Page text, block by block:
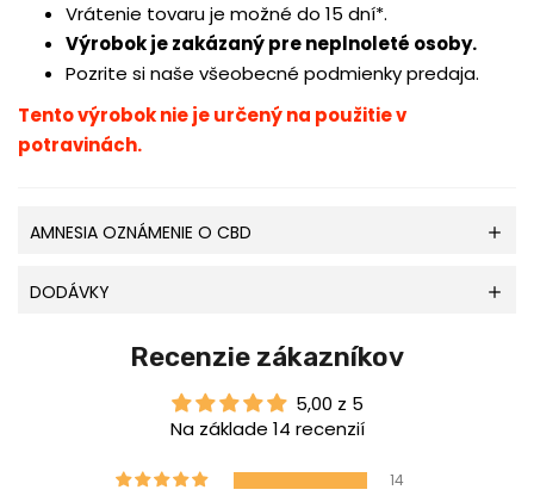
Vrátenie tovaru je možné do 15 dní*.
Výrobok je zakázaný pre neplnoleté osoby.
Pozrite si naše všeobecné podmienky predaja.
Tento výrobok nie je určený na použitie v
potravinách.
AMNESIA OZNÁMENIE O CBD
DODÁVKY
Recenzie zákazníkov
5,00 z 5
Na základe 14 recenzií
14